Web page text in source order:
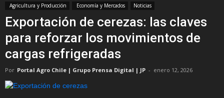
Agricultura y Producción Economía y Mercados Noticias
Exportación de cerezas: las claves
para reforzar los movimientos de
cargas refrigeradas
Por Portal Agro Chile | Grupo Prensa Digital | JP - enero 12, 2026